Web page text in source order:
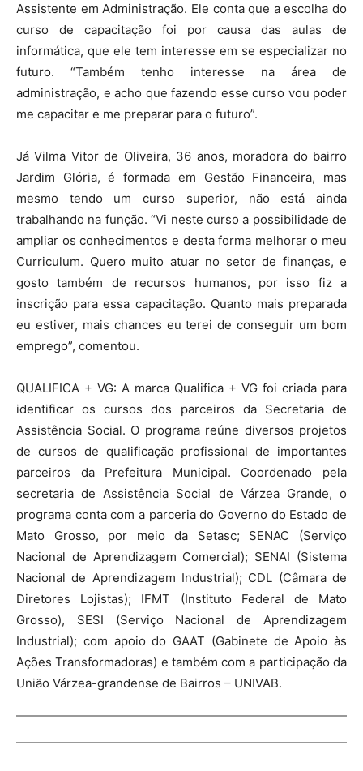
Assistente em Administração. Ele conta que a escolha do
curso de capacitação foi por causa das aulas de
informática, que ele tem interesse em se especializar no
futuro. “Também tenho interesse na área de
administração, e acho que fazendo esse curso vou poder
me capacitar e me preparar para o futuro”.
Já Vilma Vitor de Oliveira, 36 anos, moradora do bairro
Jardim Glória, é formada em Gestão Financeira, mas
mesmo tendo um curso superior, não está ainda
trabalhando na função. “Vi neste curso a possibilidade de
ampliar os conhecimentos e desta forma melhorar o meu
Curriculum. Quero muito atuar no setor de finanças, e
gosto também de recursos humanos, por isso fiz a
inscrição para essa capacitação. Quanto mais preparada
eu estiver, mais chances eu terei de conseguir um bom
emprego”, comentou.
QUALIFICA + VG: A marca Qualifica + VG foi criada para
identificar os cursos dos parceiros da Secretaria de
Assistência Social. O programa reúne diversos projetos
de cursos de qualificação profissional de importantes
parceiros da Prefeitura Municipal. Coordenado pela
secretaria de Assistência Social de Várzea Grande, o
programa conta com a parceria do Governo do Estado de
Mato Grosso, por meio da Setasc; SENAC (Serviço
Nacional de Aprendizagem Comercial); SENAI (Sistema
Nacional de Aprendizagem Industrial); CDL (Câmara de
Diretores Lojistas); IFMT (Instituto Federal de Mato
Grosso), SESI (Serviço Nacional de Aprendizagem
Industrial); com apoio do GAAT (Gabinete de Apoio às
Ações Transformadoras) e também com a participação da
União Várzea-grandense de Bairros – UNIVAB.